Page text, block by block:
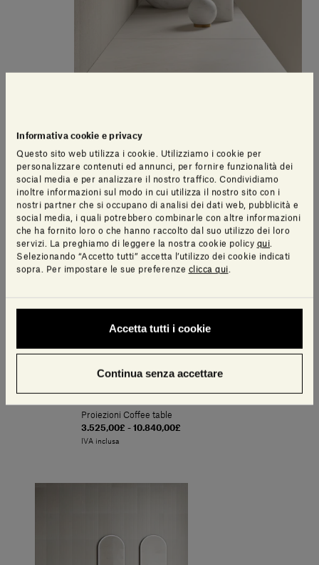
Informativa cookie e privacy
Questo sito web utilizza i cookie. Utilizziamo i cookie per
personalizzare contenuti ed annunci, per fornire funzionalità dei
social media e per analizzare il nostro traffico. Condividiamo
inoltre informazioni sul modo in cui utilizza il nostro sito con i
nostri partner che si occupano di analisi dei dati web, pubblicità e
social media, i quali potrebbero combinarle con altre informazioni
che ha fornito loro o che hanno raccolto dal suo utilizzo dei loro
servizi. La preghiamo di leggere la nostra cookie policy qui
Selezionando “Accetto tutti” accetta l’utilizzo dei cookie indicati
sopra. Per impostare le sue preferenze clicca qui
Accetta tutti i cookie
Continua senza accettare
IVA inclusa
Proiezioni Coffee table
3.525,00£ - 10.840,00£
IVA inclusa